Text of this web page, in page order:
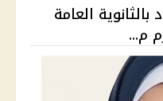
الراسب في 3 مواد بالثانوية العامة
م...